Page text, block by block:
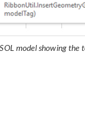
model showing